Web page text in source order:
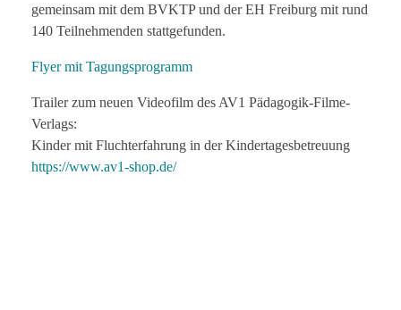
gemeinsam mit dem BVKTP und der EH Freiburg mit rund
140 Teilnehmenden stattgefunden.
Flyer mit Tagungsprogramm
Trailer zum neuen Videofilm des AV1 Pädagogik-Filme-
Verlags:
Kinder mit Fluchterfahrung in der Kindertagesbetreuung
https://www.av1-shop.de/